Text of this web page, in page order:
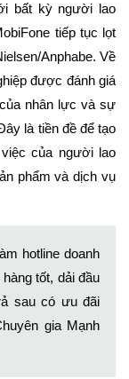
bất kỳ người lao
tiếp tục lọt
Anphabe. Về
được đánh giá
nhân lực và sự
là tiền đề để tạo
của người lao
phẩm và dịch vụ
hotline doanh
tốt, dải đầu
sau có ưu đãi
gia Mạnh